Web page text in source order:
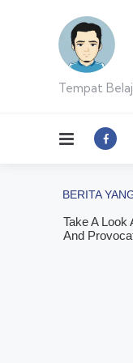
Tempat
Menu